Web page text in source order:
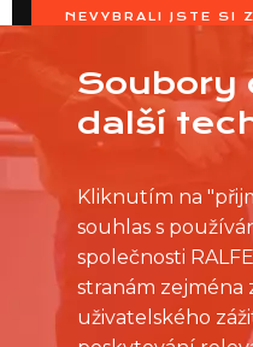
NEVYBRALI JSTE SI
OSLOVTE PRODEJNU
Soubory
další
Kliknutím na
souhlas s
společnosti
stranám zejména
uživatelského